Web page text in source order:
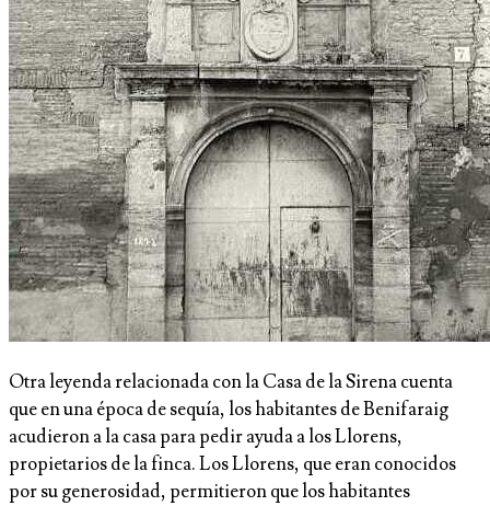
Otra leyenda relacionada con la Casa de la Sirena cuenta
que en una época de sequía, los habitantes de Benifaraig
acudieron a la casa para pedir ayuda a los Llorens,
propietarios de la finca. Los Llorens, que eran conocidos
por su generosidad, permitieron que los habitantes